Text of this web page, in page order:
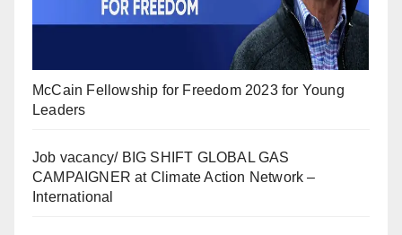
McCain Fellowship for Freedom 2023 for Young
Leaders
Job vacancy/ BIG SHIFT GLOBAL GAS
CAMPAIGNER at Climate Action Network –
International